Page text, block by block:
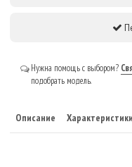
Нужна помощь с выбором?
подобрать модель.
Описание Характеристики